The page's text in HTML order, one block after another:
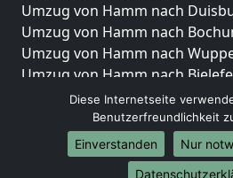
Umzug von Hamm nach
Umzug von Hamm nach
Umzug von Hamm nach
Umzug von Hamm nach
Umzug von Hamm nach Bonn
Umzug von Hamm nach
Internationale-Umzüge
Diese Internetseite
Benutzerfreundlichkeit
Einverstanden
Nur